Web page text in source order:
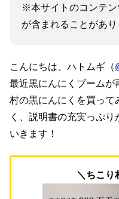
※本サイトのコンテン
が含まれることがあり
こんにちは、ハトムギ（
最近黒にんにくブームが
村の黒にんにくを買って
く、説明書の充実っぷ
いきます！
＼ちこり